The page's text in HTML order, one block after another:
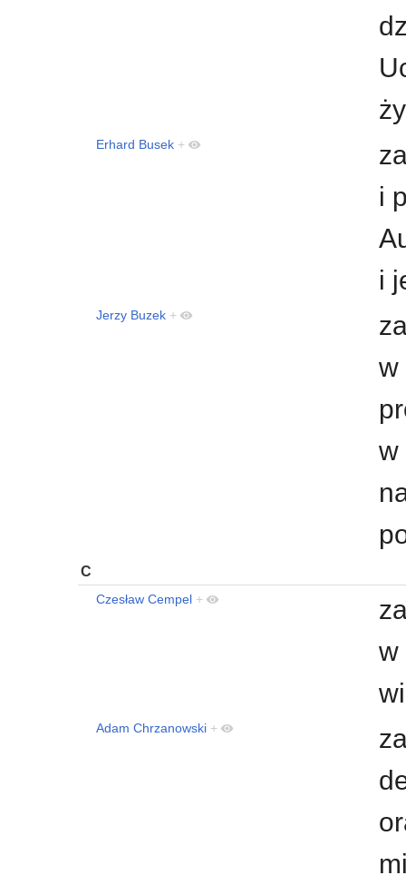
Erhard Busek +
i
i
Jerzy Buzek +
w
w
C
Czesław Cempel +
w
Adam Chrzanowski +